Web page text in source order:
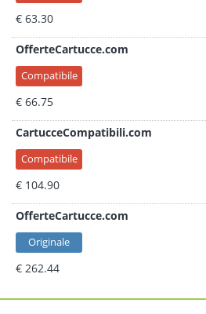
€ 63.30
OfferteCartucce.com
Compatibile
€ 66.75
CartucceCompatibili.com
Compatibile
€ 104.90
OfferteCartucce.com
Originale
€ 262.44